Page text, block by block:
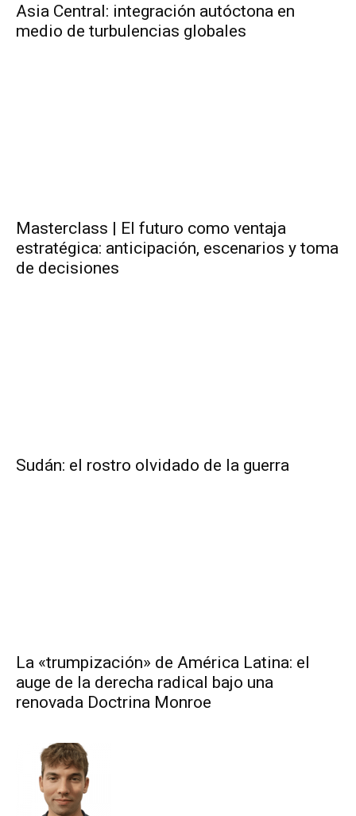
Asia Central: integración autóctona en
medio de turbulencias globales
Masterclass | El futuro como ventaja
estratégica: anticipación, escenarios y toma
de decisiones
Sudán: el rostro olvidado de la guerra
La «trumpización» de América Latina: el
auge de la derecha radical bajo una
renovada Doctrina Monroe